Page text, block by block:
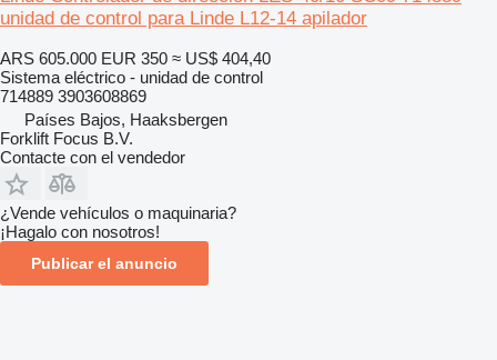
unidad de control para Linde L12-14 apilador
ARS 605.000 EUR 350 ≈ US$ 404,40
Sistema eléctrico - unidad de control
714889 3903608869
Países Bajos, Haaksbergen
Forklift Focus B.V.
Contacte con el vendedor
¿Vende vehículos o maquinaria?
¡Hagalo con nosotros!
Publicar el anuncio